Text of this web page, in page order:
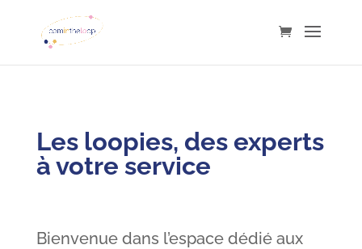
Les loopies, des experts
à votre service
Bienvenue dans l’espace dédié aux